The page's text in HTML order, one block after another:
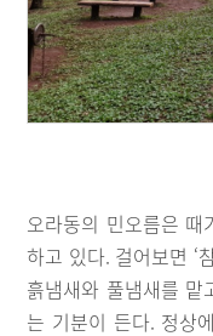
오라동의 민오름은
하고 있다. 걸어보면 ‘
흙냄새와 풀냄새를
는 기분이 든다. 정상